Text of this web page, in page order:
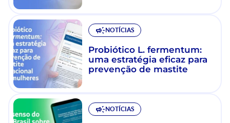
NOTÍCIAS
Probiótico L. fermentum:
uma estratégia eficaz para
prevenção de mastite
NOTÍCIAS